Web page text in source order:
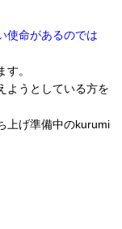
使命があるのでは
。
ようとしている方を
上げ準備中のkurumi